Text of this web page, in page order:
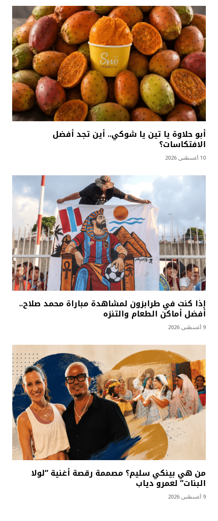
أبو حلاوة يا تين يا شوكي.. أين تجد أفضل
الافتكاسات؟
10 أغسطس 2026
إذا كنت في طرابزون لمشاهدة مباراة محمد صلاح..
أفضل أماكن الطعام والتنزه
9 أغسطس 2026
من هي بينكي سليم؟ مصممة رقصة أغنية “لولا
البنات” لعمرو دياب
9 أغسطس 2026